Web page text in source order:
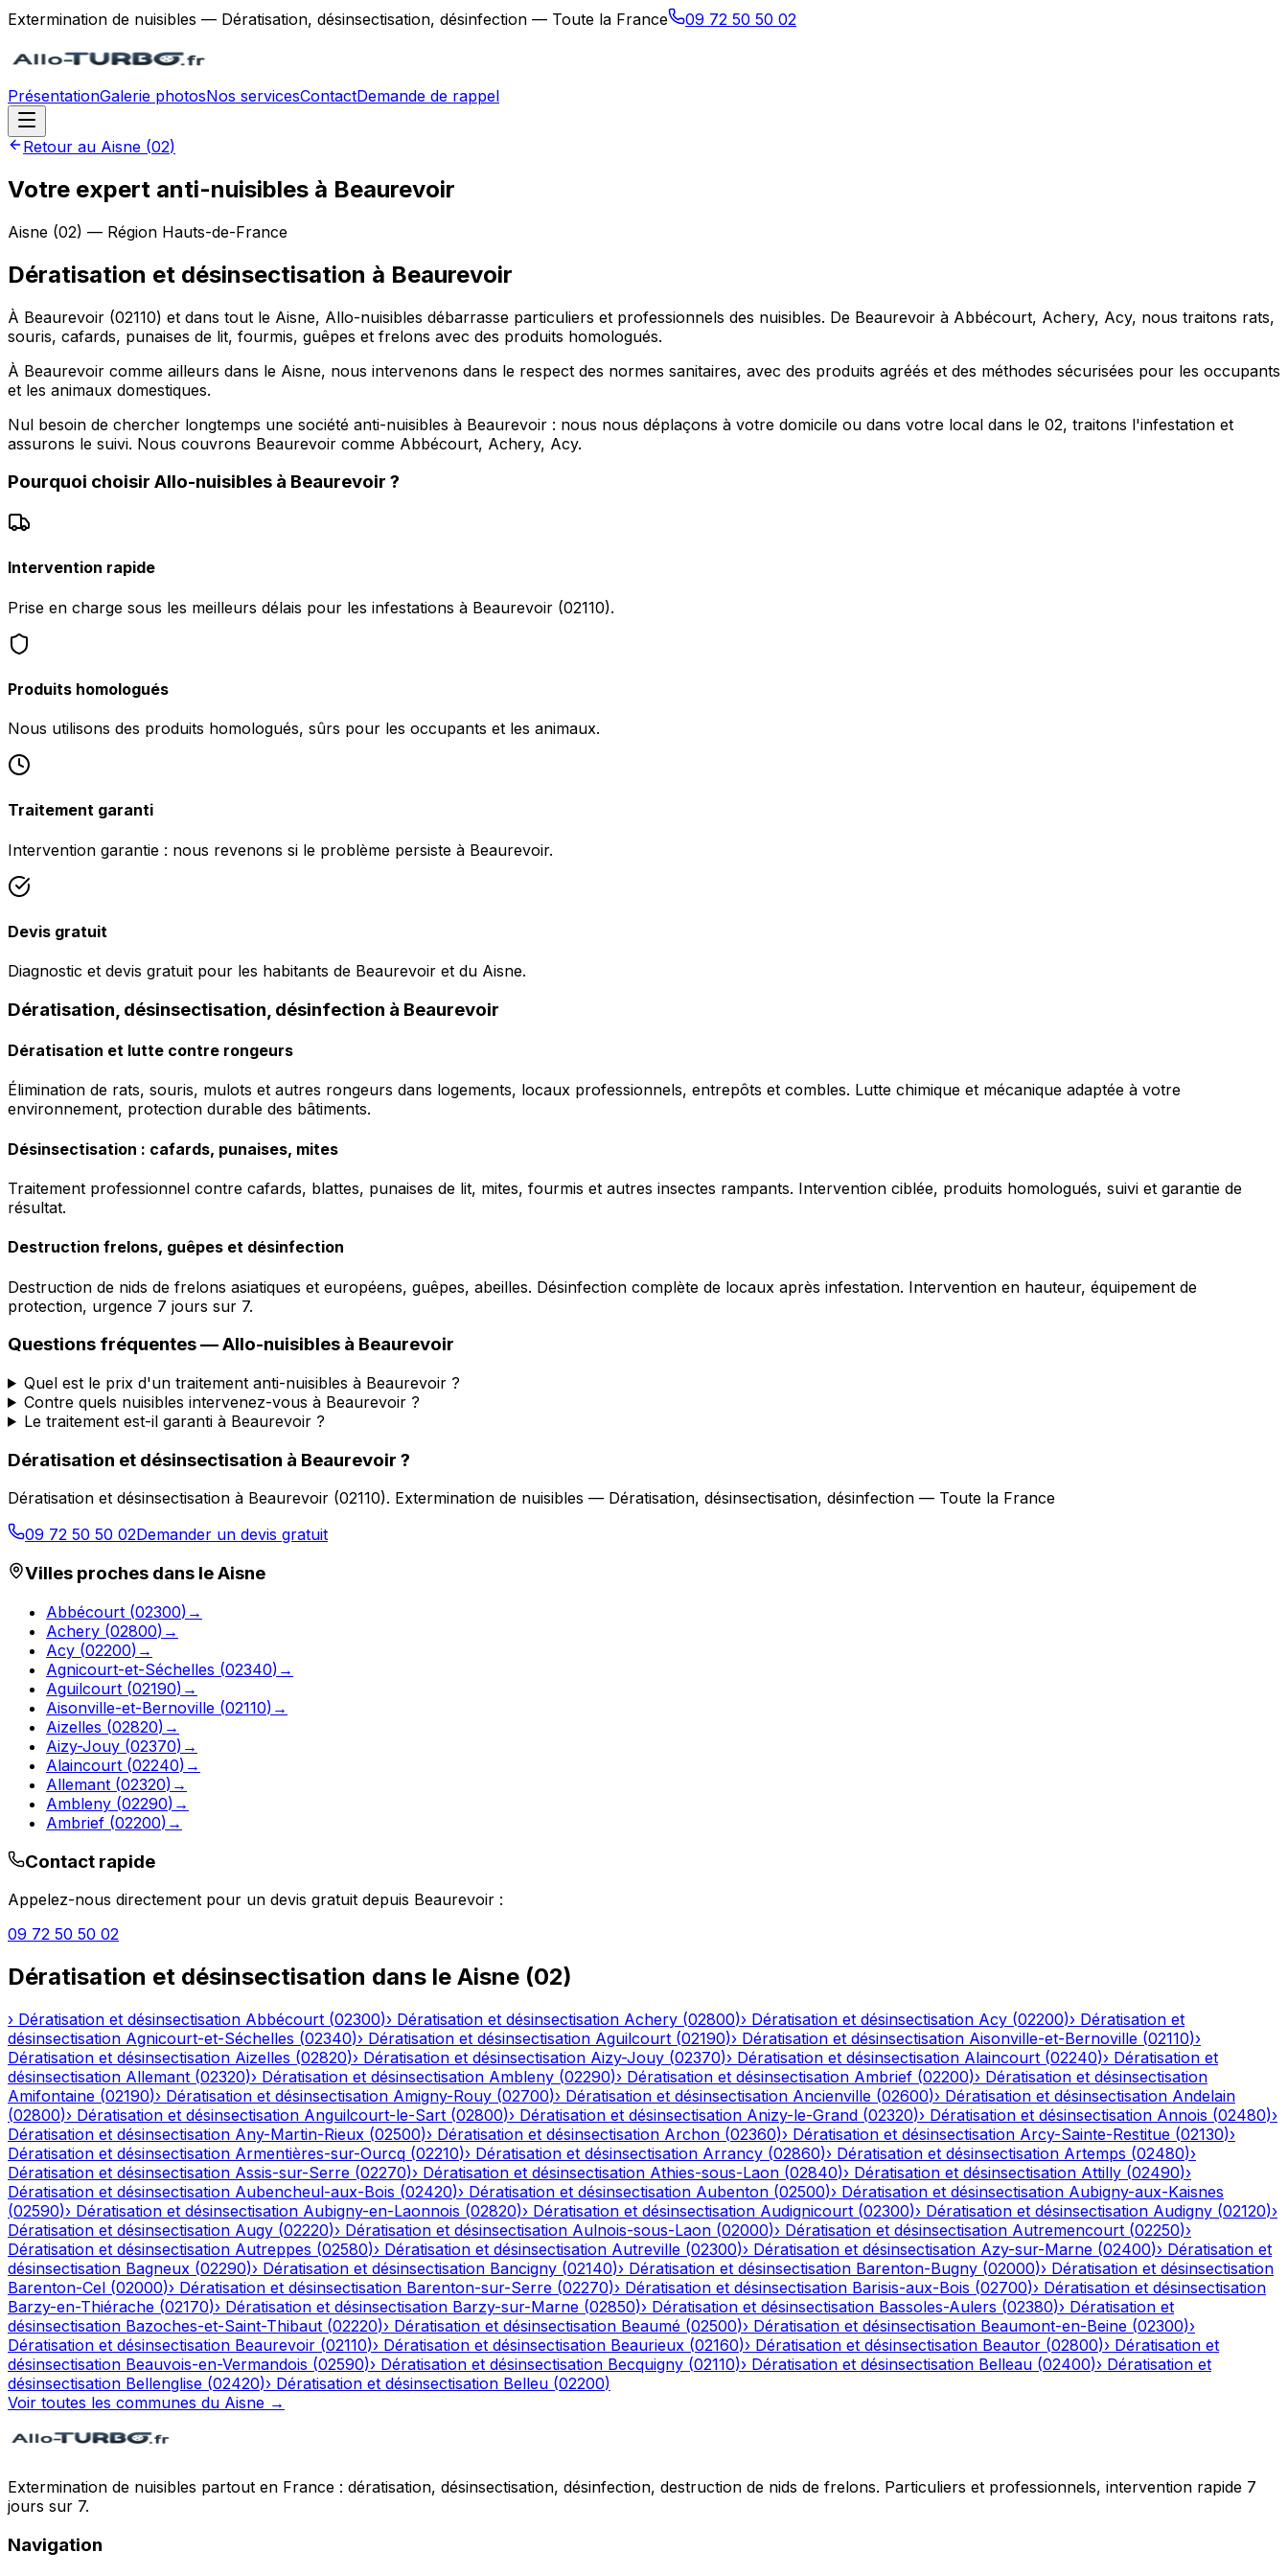
Extermination de nuisibles — Dératisation, désinsectisation, désinfection — Toute la France 09 72 50 50 02
PrésentationGalerie photosNos servicesContactDemande de rappel
Retour au Aisne (02)
Votre expert anti-nuisibles à Beaurevoir
Aisne (02) — Région Hauts-de-France
Dératisation et désinsectisation à Beaurevoir
À Beaurevoir (02110) et dans tout le Aisne, Allo-nuisibles débarrasse particuliers et professionnels des nuisibles. De Beaurevoir à Abbécourt, Achery, Acy, nous traitons rats,
souris, cafards, punaises de lit, fourmis, guêpes et frelons avec des produits homologués.
À Beaurevoir comme ailleurs dans le Aisne, nous intervenons dans le respect des normes sanitaires, avec des produits agréés et des méthodes sécurisées pour les occupants
et les animaux domestiques.
Nul besoin de chercher longtemps une société anti-nuisibles à Beaurevoir : nous nous déplaçons à votre domicile ou dans votre local dans le 02, traitons l'infestation et
assurons le suivi. Nous couvrons Beaurevoir comme Abbécourt, Achery, Acy.
Pourquoi choisir Allo-nuisibles à Beaurevoir ?
Intervention rapide
Prise en charge sous les meilleurs délais pour les infestations à Beaurevoir (02110).
Produits homologués
Nous utilisons des produits homologués, sûrs pour les occupants et les animaux.
Traitement garanti
Intervention garantie : nous revenons si le problème persiste à Beaurevoir.
Devis gratuit
Diagnostic et devis gratuit pour les habitants de Beaurevoir et du Aisne.
Dératisation, désinsectisation, désinfection à Beaurevoir
Dératisation et lutte contre rongeurs
Élimination de rats, souris, mulots et autres rongeurs dans logements, locaux professionnels, entrepôts et combles. Lutte chimique et mécanique adaptée à votre
environnement, protection durable des bâtiments.
Désinsectisation : cafards, punaises, mites
Traitement professionnel contre cafards, blattes, punaises de lit, mites, fourmis et autres insectes rampants. Intervention ciblée, produits homologués, suivi et garantie de
résultat.
Destruction frelons, guêpes et désinfection
Destruction de nids de frelons asiatiques et européens, guêpes, abeilles. Désinfection complète de locaux après infestation. Intervention en hauteur, équipement de
protection, urgence 7 jours sur 7.
Questions fréquentes —Allo-nuisibles à Beaurevoir
Quel est le prix d'un traitement anti-nuisibles à Beaurevoir ?
Contre quels nuisibles intervenez-vous à Beaurevoir ?
Le traitement est-il garanti à Beaurevoir ?
Dératisation et désinsectisation à Beaurevoir ?
Dératisation et désinsectisation à Beaurevoir (02110). Extermination de nuisibles — Dératisation, désinsectisation, désinfection — Toute la France
09 72 50 50 02Demander un devis gratuit
Villes proches dans leAisne
Abbécourt (02300) →
Achery (02800) →
Acy (02200) →
Agnicourt-et-Séchelles (02340) →
Aguilcourt (02190) →
Aisonville-et-Bernoville (02110) →
Aizelles (02820) →
Aizy-Jouy (02370) →
Alaincourt (02240) →
Allemant (02320) →
Ambleny (02290) →
Ambrief (02200) →
Contact rapide
Appelez-nous directement pour un devis gratuit depuis Beaurevoir :
09 72 50 50 02
Dératisation et désinsectisation dans le Aisne (02)
› Dératisation et désinsectisation Abbécourt (02300)› Dératisation et désinsectisation Achery (02800)› Dératisation et désinsectisation Acy (02200)› Dératisation et
désinsectisation Agnicourt-et-Séchelles (02340)› Dératisation et désinsectisation Aguilcourt (02190)› Dératisation et désinsectisation Aisonville-et-Bernoville (02110)›
Dératisation et désinsectisation Aizelles (02820)› Dératisation et désinsectisation Aizy-Jouy (02370)› Dératisation et désinsectisation Alaincourt (02240)› Dératisation et
désinsectisation Allemant (02320)› Dératisation et désinsectisation Ambleny (02290)› Dératisation et désinsectisation Ambrief (02200)› Dératisation et désinsectisation
Amifontaine (02190)› Dératisation et désinsectisation Amigny-Rouy (02700)› Dératisation et désinsectisation Ancienville (02600)› Dératisation et désinsectisation Andelain
(02800)› Dératisation et désinsectisation Anguilcourt-le-Sart (02800)› Dératisation et désinsectisation Anizy-le-Grand (02320)› Dératisation et désinsectisation Annois (02480)›
Dératisation et désinsectisation Any-Martin-Rieux (02500)› Dératisation et désinsectisation Archon (02360)› Dératisation et désinsectisation Arcy-Sainte-Restitue (02130)›
Dératisation et désinsectisation Armentières-sur-Ourcq (02210)› Dératisation et désinsectisation Arrancy (02860)› Dératisation et désinsectisation Artemps (02480)›
Dératisation et désinsectisation Assis-sur-Serre (02270)› Dératisation et désinsectisation Athies-sous-Laon (02840)› Dératisation et désinsectisation Attilly (02490)›
Dératisation et désinsectisation Aubencheul-aux-Bois (02420)› Dératisation et désinsectisation Aubenton (02500)› Dératisation et désinsectisation Aubigny-aux-Kaisnes
(02590)› Dératisation et désinsectisation Aubigny-en-Laonnois (02820)› Dératisation et désinsectisation Audignicourt (02300)› Dératisation et désinsectisation Audigny (02120)›
Dératisation et désinsectisation Augy (02220)› Dératisation et désinsectisation Aulnois-sous-Laon (02000)› Dératisation et désinsectisation Autremencourt (02250)›
Dératisation et désinsectisation Autreppes (02580)› Dératisation et désinsectisation Autreville (02300)› Dératisation et désinsectisation Azy-sur-Marne (02400)› Dératisation et
désinsectisation Bagneux (02290)› Dératisation et désinsectisation Bancigny (02140)› Dératisation et désinsectisation Barenton-Bugny (02000)› Dératisation et désinsectisation
Barenton-Cel (02000)› Dératisation et désinsectisation Barenton-sur-Serre (02270)› Dératisation et désinsectisation Barisis-aux-Bois (02700)› Dératisation et désinsectisation
Barzy-en-Thiérache (02170)› Dératisation et désinsectisation Barzy-sur-Marne (02850)› Dératisation et désinsectisation Bassoles-Aulers (02380)› Dératisation et
désinsectisation Bazoches-et-Saint-Thibaut (02220)› Dératisation et désinsectisation Beaumé (02500)› Dératisation et désinsectisation Beaumont-en-Beine (02300)›
Dératisation et désinsectisation Beaurevoir (02110)› Dératisation et désinsectisation Beaurieux (02160)› Dératisation et désinsectisation Beautor (02800)› Dératisation et
désinsectisation Beauvois-en-Vermandois (02590)› Dératisation et désinsectisation Becquigny (02110)› Dératisation et désinsectisation Belleau (02400)› Dératisation et
désinsectisation Bellenglise (02420)› Dératisation et désinsectisation Belleu (02200)
Voir toutes les communes du Aisne →
Extermination de nuisibles partout en France : dératisation, désinsectisation, désinfection, destruction de nids de frelons. Particuliers et professionnels, intervention rapide 7
jours sur 7.
Navigation